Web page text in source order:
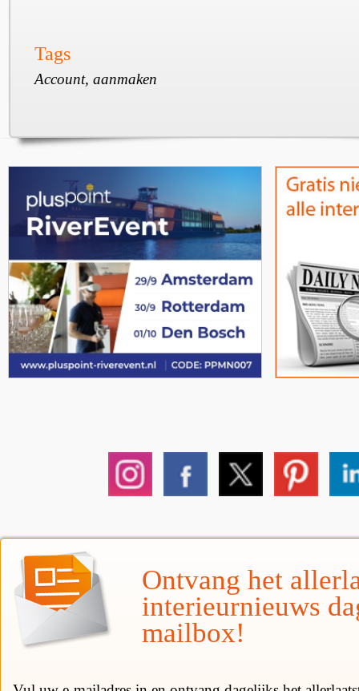
Tags
Account, aanmaken
Ontvang het
interieurnieuws
mailbox!